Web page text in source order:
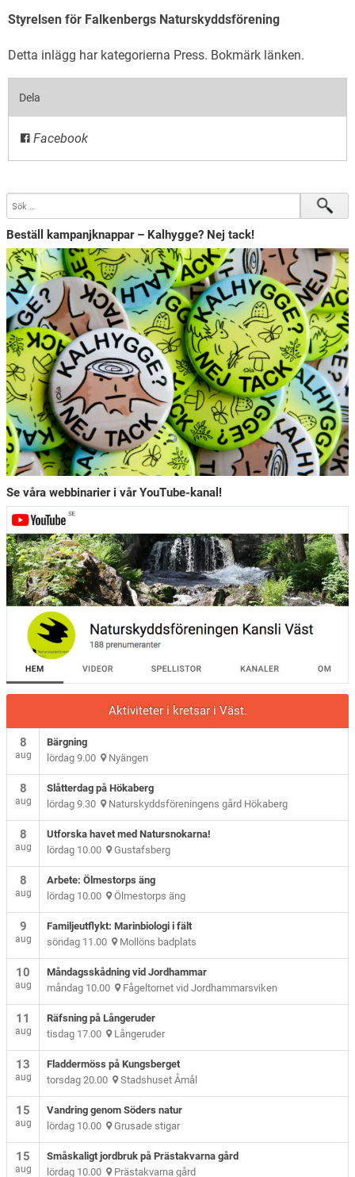
Styrelsen för Falkenbergs Naturskyddsförening
Detta inlägg har kategorierna Press. Bokmärk länken.
Dela
Facebook
Beställ kampanjknappar – Kalhygge? Nej tack!
Se våra webbinarier i vår YouTube-kanal!
Aktiviteter i kretsar i Väst.
8
aug
Bärgning
lördag 9.00 Nyängen
8
aug
Slåtterdag på Hökaberg
lördag 9.30 Naturskyddsföreningens gård Hökaberg
8
aug
Utforska havet med Natursnokarna!
lördag 10.00 Gustafsberg
8
aug
Arbete: Ölmestorps äng
lördag 10.00 Ölmestorps äng
9
aug
Familjeutflykt: Marinbiologi i fält
söndag 11.00 Mollöns badplats
10
aug
Måndagsskådning vid Jordhammar
måndag 10.00 Fågeltornet vid Jordhammarsviken
11
aug
Räfsning på Långeruder
tisdag 17.00 Långeruder
13
aug
Fladdermöss på Kungsberget
torsdag 20.00 Stadshuset Åmål
15
aug
Vandring genom Söders natur
lördag 10.00 Grusade stigar
15
aug
Småskaligt jordbruk på Prästakvarna gård
lördag 10.00 Prästakvarna gård